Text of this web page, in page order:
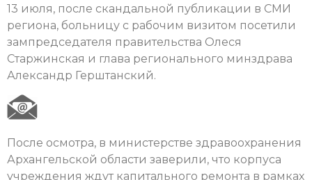
13 июля, после скандальной публикации в СМИ
региона, больницу с рабочим визитом посетили
зампредседателя правительства Олеся
Старжинская и глава регионального минздрава
Александр Герштанский.
После осмотра, в министерстве здравоохранения
Архангельской области заверили, что корпуса
учреждения ждут капитального ремонта в рамках